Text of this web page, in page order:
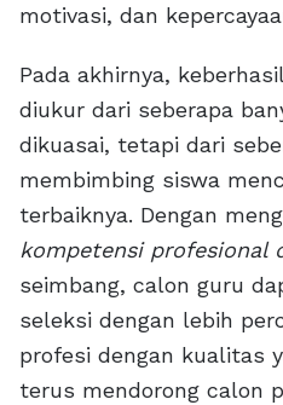
motivasi, dan
Pada akhirnya,
diukur dari seberapa
dikuasai, tetapi dari
membimbing siswa
terbaiknya. Dengan
kompetensi profesional
seimbang, calon guru
seleksi dengan lebih
profesi dengan kualitas
terus mendorong calon